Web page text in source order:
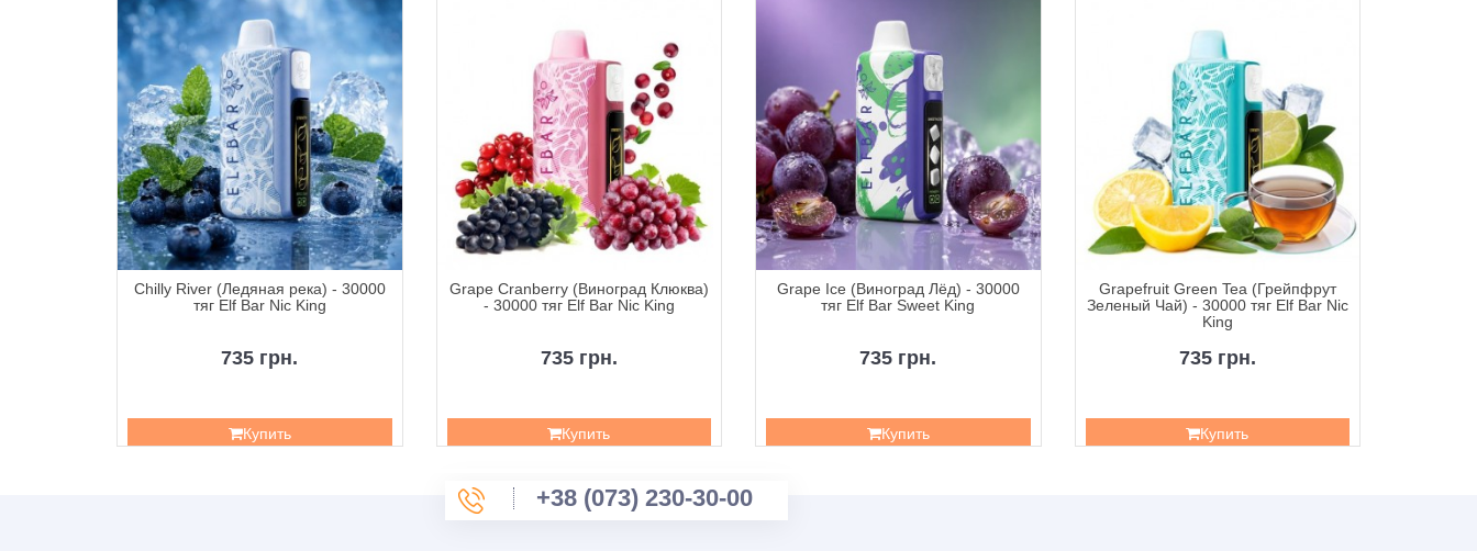
Chilly River (Ледяная река) - 30000
тяг Elf Bar Nic King
735 грн.
Купить
Grape Cranberry (Виноград Клюква)
- 30000 тяг Elf Bar Nic King
735 грн.
Купить
Grape Ice (Виноград Лёд) - 30000
тяг Elf Bar Sweet King
735 грн.
Купить
Grapefruit Green Tea (Грейпфрут
Зеленый Чай) - 30000 тяг Elf Bar Nic
King
735 грн.
Купить
+38 (073) 230-30-00